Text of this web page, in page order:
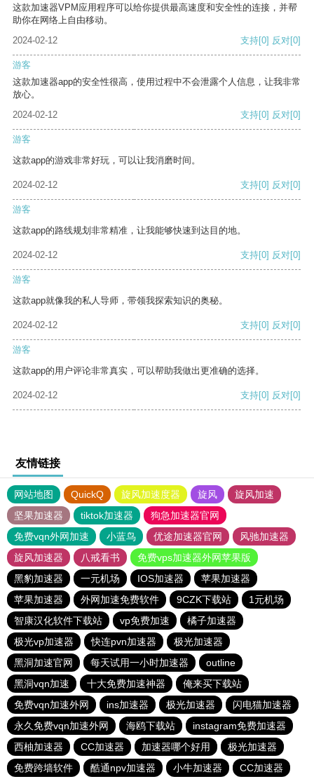
这款加速器VPM应用程序可以给你提供最高速度和安全性的连接，并帮
助你在网络上自由移动。
2024-02-12
支持[0] 反对[0]
游客
这款加速器app的安全性很高，使用过程中不会泄露个人信息，让我非常
放心。
2024-02-12
支持[0] 反对[0]
游客
这款app的游戏非常好玩，可以让我消磨时间。
2024-02-12 支持[0] 反对[0]
游客
这款app的路线规划非常精准，让我能够快速到达目的地。
2024-02-12 支持[0] 反对[0]
游客
这款app就像我的私人导师，带领我探索知识的奥秘。
2024-02-12 支持[0] 反对[0]
游客
这款app的用户评论非常真实，可以帮助我做出更准确的选择。
2024-02-12 支持[0] 反对[0]
友情链接
网站地图 QuickQ 旋风加速度器 旋风
旋风加速
坚果加速器
tiktok加速器
狗急加速器官网
免费vqn外网加速
小蓝鸟 优途加速器官网
风驰加速器
旋风加速器
八戒看书
免费vps加速器外网苹果版
黑豹加速器
一元机场 IOS加速器
苹果加速器
苹果加速器
外网加速免费软件 9CZK下载站
1元机场
智康汉化软件下载站
vp免费加速
橘子加速器
极光vp加速器
快连pvn加速器
极光加速器
黑洞加速官网
每天试用一小时加速器
outline
黑洞vqn加速
十大免费加速神器
俺来买下载站
免费vqn加速外网
ins加速器 极光加速器
闪电猫加速器
永久免费vqn加速外网
海鸥下载站
instagram免费加速器
西柚加速器
CC加速器 加速器哪个好用
极光加速器
免费跨墙软件
酷通npv加速器 小牛加速器 CC加速器